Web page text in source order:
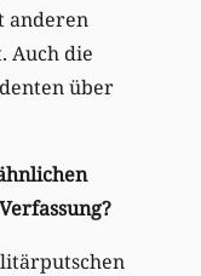
anderen
Auch die
über